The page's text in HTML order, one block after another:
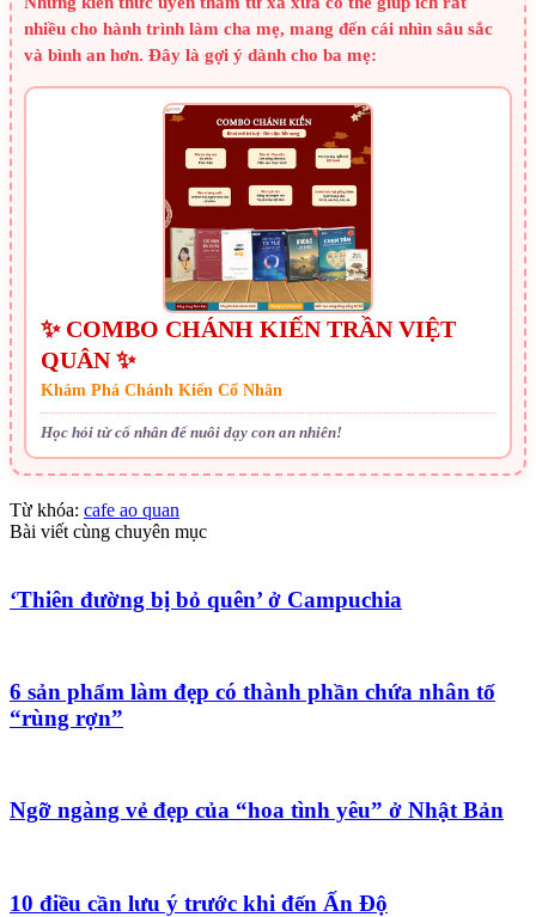
nhiều cho hành trình làm cha mẹ, mang đến cái nhìn sâu sắc
và bình an hơn. Đây là gợi ý dành cho ba mẹ:
✨ COMBO CHÁNH KIẾN TRẦN VIỆT
QUÂN ✨
Khám Phá Chánh Kiến Cổ Nhân
Học hỏi từ cổ nhân để nuôi dạy con an nhiên!
Từ khóa: cafe ao quan
Bài viết cùng chuyên mục
‘Thiên đường bị bỏ quên’ ở Campuchia
6 sản phẩm làm đẹp có thành phần chứa nhân tố
“rùng rợn”
Ngỡ ngàng vẻ đẹp của “hoa tình yêu” ở Nhật Bản
10 điều cần lưu ý trước khi đến Ấn Độ